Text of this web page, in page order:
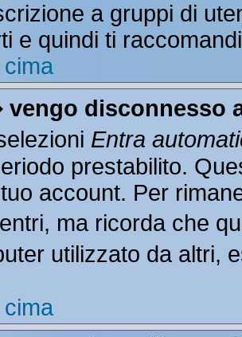
a gruppi di
e quindi ti
cima
disconnesso
Entra
prestabilito.
account. Per
ma ricorda che
utilizzato da
cima